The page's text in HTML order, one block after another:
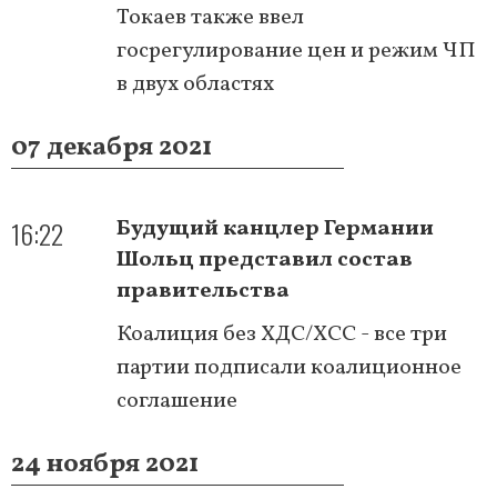
Токаев также ввел
госрегулирование цен и режим ЧП
в двух областях
07 декабря 2021
16:22
Будущий канцлер Германии
Шольц представил состав
правительства
Коалиция без ХДС/ХСС - все три
партии подписали коалиционное
соглашение
24 ноября 2021